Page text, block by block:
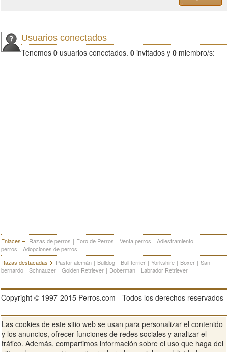
Usuarios conectados
Tenemos 0 usuarios conectados. 0 invitados y 0 miembro/s:
Enlaces Razas de perros | Foro de Perros | Venta perros | Adiestramiento
perros | Adopciones de perros
Razas destacadas
Pastor alemán | Bulldog | Bull terrier | Yorkshire | Boxer | San
bernardo | Schnauzer | Golden Retriever | Doberman | Labrador Retriever
Copyright © 1997-2015 Perros.com - Todos los derechos reservados
Publicidad en Perros.com | Contacte | Aviso Legal Política de
privacidad | Condiciones de uso
Las cookies de este sitio web se usan para personalizar el contenido
y los anuncios, ofrecer funciones de redes sociales y analizar el
tráfico. Además, compartimos información sobre el uso que haga del